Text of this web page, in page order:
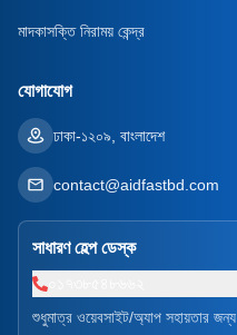
মাদকাসক্তি নিরাময় কেন্দ্র
যোগাযোগ
ঢাকা-১২০৯, বাংলাদেশ
contact@aidfastbd.com
সাধারণ হেল্প ডেস্ক
শুধুমাত্র ওয়েবসাইট/অ্যাপ সহায়তার জন্য